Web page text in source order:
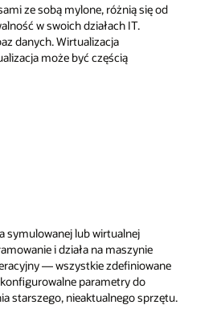
ze sobą mylone, różnią się od
w swoich działach IT.
danych. Wirtualizacja
może być częścią
symulowanej lub wirtualnej
i działa na maszynie
— wszystkie zdefiniowane
parametry do
starszego, nieaktualnego sprzętu.